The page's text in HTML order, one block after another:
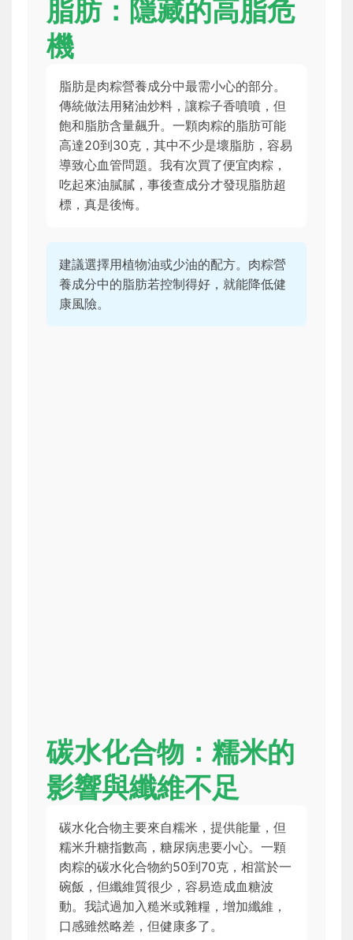
脂肪：隱藏的高脂危
機
脂肪是肉粽營養成分中最需小心的部分。
傳統做法用豬油炒料，讓粽子香噴噴，但
飽和脂肪含量飆升。一顆肉粽的脂肪可能
高達20到30克，其中不少是壞脂肪，容易
導致心血管問題。我有次買了便宜肉粽，
吃起來油膩膩，事後查成分才發現脂肪超
標，真是後悔。
建議選擇用植物油或少油的配方。肉粽營
養成分中的脂肪若控制得好，就能降低健
康風險。
碳水化合物：糯米的
影響與纖維不足
碳水化合物主要來自糯米，提供能量，但
糯米升糖指數高，糖尿病患要小心。一顆
肉粽的碳水化合物約50到70克，相當於一
碗飯，但纖維質很少，容易造成血糖波
動。我試過加入糙米或雜糧，增加纖維，
口感雖然略差，但健康多了。